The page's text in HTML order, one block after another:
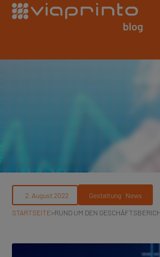
Gestaltung, News
STARTSEITE>RUND UM DEN